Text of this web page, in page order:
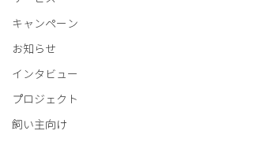
キャンペーン
お知らせ
インタビュー
プロジェクト
飼い主向け